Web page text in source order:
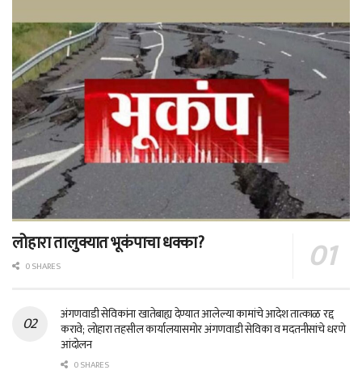
लोहारा तालुक्यात भूकंपाचा धक्का?
0 SHARES
अंगणवाडी सेविकांना खातेबाह्य देण्यात आलेल्या कामांचे आदेश तात्काळ रद्द
करावे; लोहारा तहसील कार्यालयासमोर अंगणवाडी सेविका व मदतनीसांचे धरणे
आंदोलन
0 SHARES